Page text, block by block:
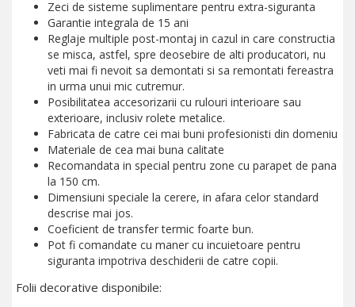
Zeci de sisteme suplimentare pentru extra-siguranta
Garantie integrala de 15 ani
Reglaje multiple post-montaj in cazul in care constructia
se misca, astfel, spre deosebire de alti producatori, nu
veti mai fi nevoit sa demontati si sa remontati fereastra
in urma unui mic cutremur.
Posibilitatea accesorizarii cu rulouri interioare sau
exterioare, inclusiv rolete metalice.
Fabricata de catre cei mai buni profesionisti din domeniu
Materiale de cea mai buna calitate
Recomandata in special pentru zone cu parapet de pana
la 150 cm.
Dimensiuni speciale la cerere, in afara celor standard
descrise mai jos.
Coeficient de transfer termic foarte bun.
Pot fi comandate cu maner cu incuietoare pentru
siguranta impotriva deschiderii de catre copii.
Folii decorative disponibile: